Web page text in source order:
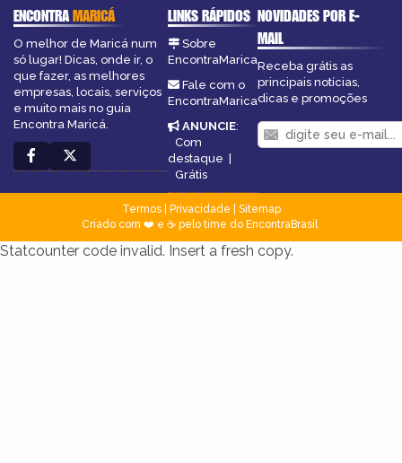
ENCONTRAMARICÁ
O melhor de Maricá num
só lugar! Dicas, onde ir, o
que fazer, as melhores
empresas, locais, serviços
e muito mais no guia
Encontra Maricá.
LINKS RÁPIDOS
Sobre
EncontraMarica
Fale com o
EncontraMarica
ANUNCIE:
Com
destaque |
Grátis
NOVIDADES POR E-
MAIL
Receba grátis as
principais notícias,
dicas e promoções
Termos| Privacidade
Sitemap
Criado com ❤️ e ☕ pelo time do EncontraBrasil
Statcounter code invalid. Insert a fresh copy.